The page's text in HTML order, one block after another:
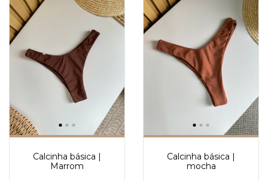
Calcinha básica |
Marrom
Calcinha básica |
mocha